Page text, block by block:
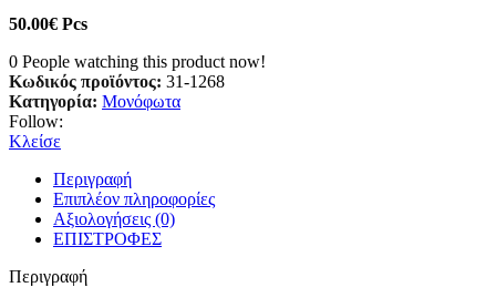
50.00€ Pcs
0 People watching this product now!
Κωδικός προϊόντος: 31-1268
Κατηγορία: Μονόφωτα
Follow:
Κλείσε
Περιγραφή
Επιπλέον πληροφορίες
Αξιολογήσεις (0)
ΕΠΙΣΤΡΟΦΕΣ
Περιγραφή